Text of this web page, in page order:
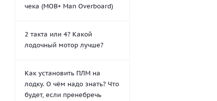
чека (MOB+ Man Overboard)
2 такта или 4? Какой
лодочный мотор лучше?
Как установить ПЛМ на
лодку. О чём надо знать? Что
будет, если пренебречь